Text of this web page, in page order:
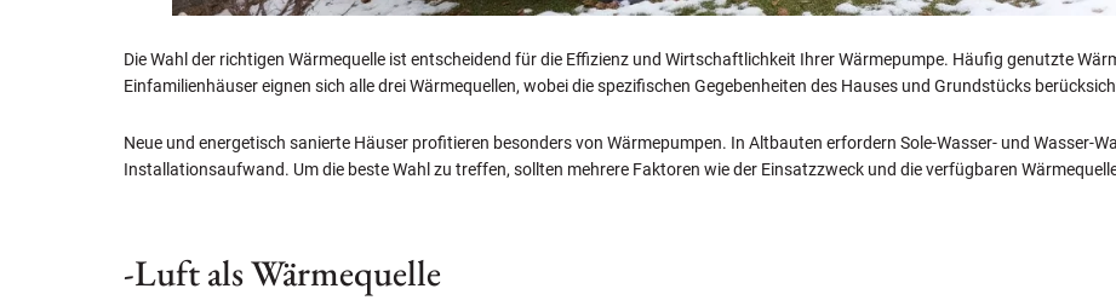
Die Wahl der richtigen Wärmequelle ist entscheidend für die Effizienz und Wirtschaftlichkeit Ihrer Wärmepumpe. Häufig genutzte
Einfamilienhäuser eignen sich alle drei Wärmequellen, wobei die spezifischen Gegebenheiten des Hauses und Grundstücks
Neue und energetisch sanierte Häuser profitieren besonders von Wärmepumpen. In Altbauten erfordern Sole-Wasser- und Wasser-
Installationsaufwand. Um die beste Wahl zu treffen, sollten mehrere Faktoren wie der Einsatzzweck und die verfügbaren
-Luft als Wärmequelle